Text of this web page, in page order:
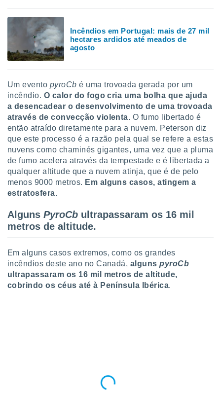
para
como a
este sitio
IP e
de
possam
seus
com
qual se
tal,
qualquer
Incêndios em Portugal: mais de 27 mil
hectares ardidos até meados de
agosto
Um evento pyroCb é uma trovoada gerada por um
incêndio. O calor do fogo cria uma bolha que ajuda
a desencadear o desenvolvimento de uma trovoada
através de convecção violenta. O fumo libertado é
então atraído diretamente para a nuvem. Peterson diz
que este processo é a razão pela qual se refere a estas
nuvens como chaminés gigantes, uma vez que a pluma
de fumo acelera através da tempestade e é libertada a
qualquer altitude que a nuvem atinja, que é de pelo
menos 9000 metros. Em alguns casos, atingem a
estratosfera.
Alguns PyroCb ultrapassaram os 16 mil
metros de altitude.
Em alguns casos extremos, como os grandes
incêndios deste ano no Canadá, algunspyroCb
ultrapassaram os 16 mil metros de altitude,
cobrindo os céus até à Península Ibérica.